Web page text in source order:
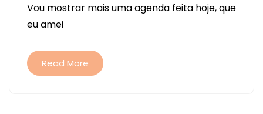
CORUJA
Vou mostrar mais uma agenda feita hoje, que
eu amei
Read More